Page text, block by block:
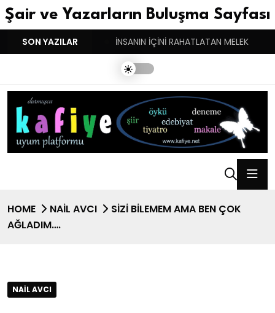
Şair ve Yazarların Buluşma Sayfası
SON YAZILAR
BASARINDIR! İNSANIN İÇİNİ RAHATLATAN MELEK
HOME NAIL AVCI
SİZİ BİLEMEM AMA BEN ÇOK
AĞLADIM….
NAIL AVCI